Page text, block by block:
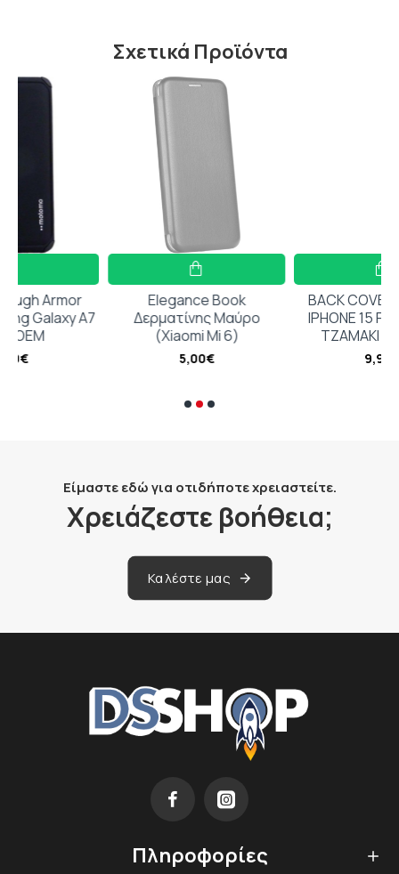
Σχετικά Προϊόντα
A7
Elegance Book
Δερματίνης Μαύρο
(Xiaomi Mi 6)
BACK COVER ΔΙΑΦΑΝΟ
IPHONE 15 PRO + ΔΩΡΟ
ΤΖΑΜΑΚΙ ΚΑΜΕΡΑΣ
Είμαστε εδώ για οτιδήποτε χρειαστείτε.
Χρειάζεστε βοήθεια;
Καλέστε μας
Πληροφορίες